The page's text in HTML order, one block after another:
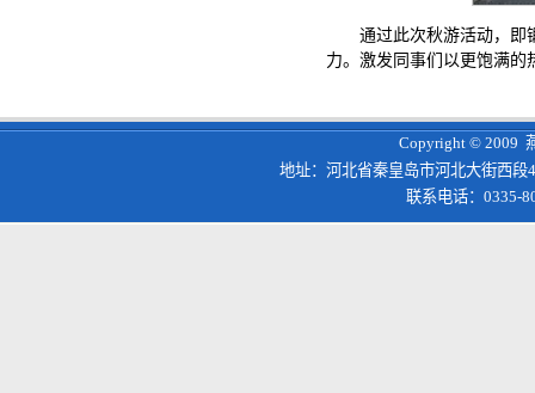
通过此次秋游活动，即
力。激发同事们以更饱满的
Copyright © 2009
地址：河北省秦皇岛市河北大街西段
联系电话：